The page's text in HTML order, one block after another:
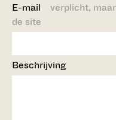
E-mail verplicht,
de site
Beschrijving